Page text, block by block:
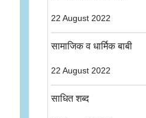
22 August 2022
सामाजिक व धार्मिक बाबी
22 August 2022
साधित शब्द